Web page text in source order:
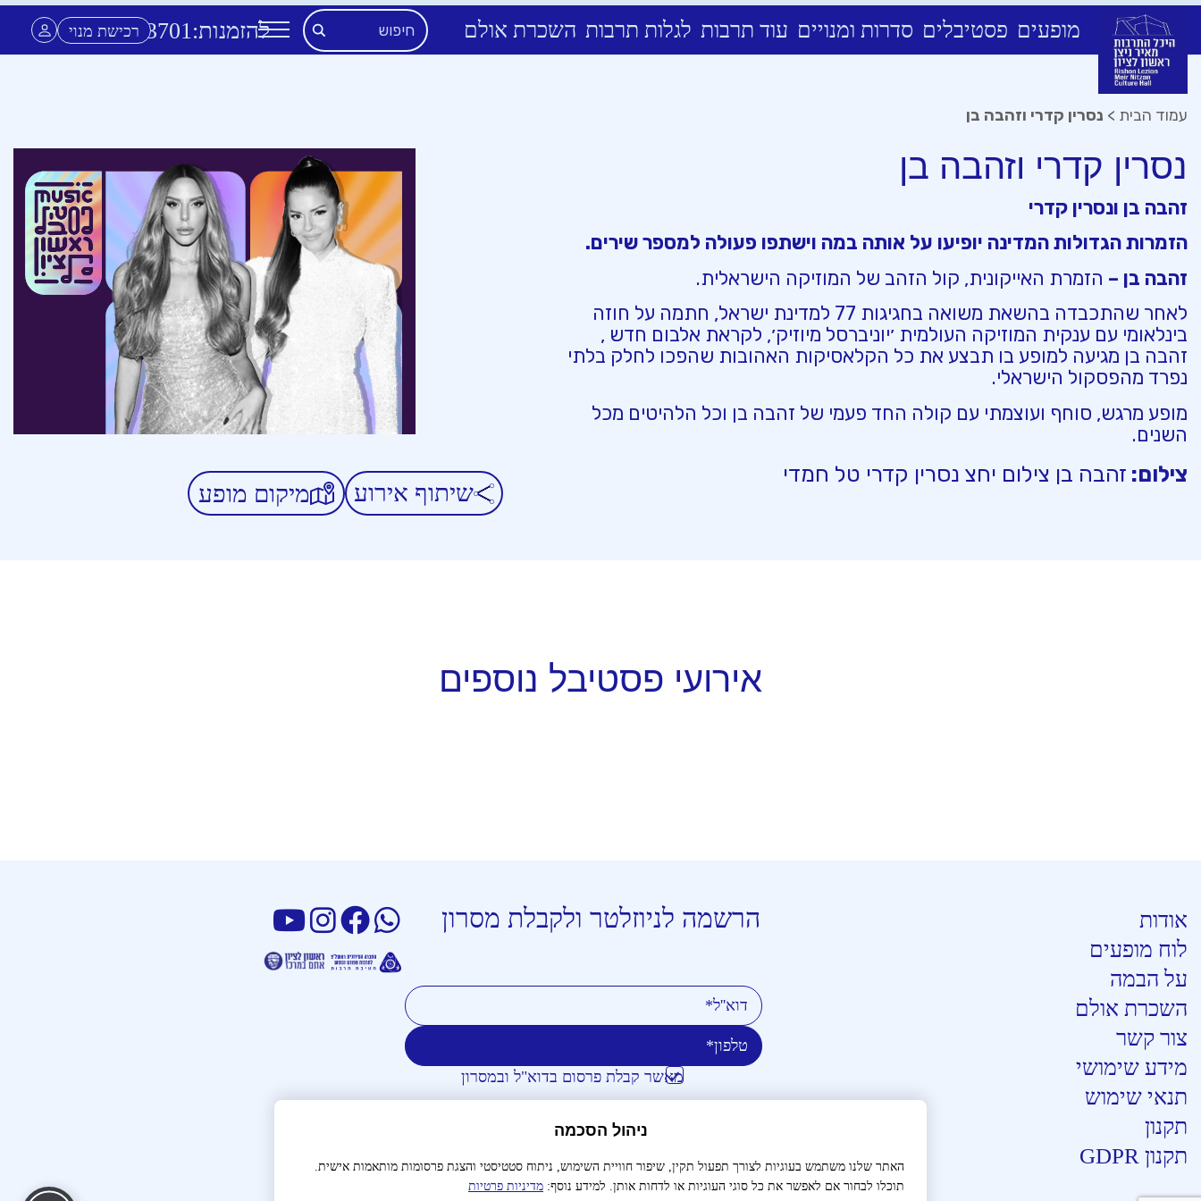
content
מופעים פסטיבלים סדרות ומנויים עוד תרבות לגלות תרבות השכרת אולם להזמנות: *3701 רכישת מנוי
עמוד הבית > נסרין קדרי וזהבה בן
נסרין קדרי וזהבה בן
זהבה בן ונסרין קדרי
הזמרות הגדולות המדינה יופיעו על אותה במה וישתפו פעולה למספר שירים.
זהבה בן – הזמרת האייקונית, קול הזהב של המוזיקה הישראלית.
לאחר שהתכבדה בהשאת משואה בחגיגות 77 למדינת ישראל, חתמה על חוזה
בינלאומי עם ענקית המוזיקה העולמית ׳יוניברסל מיוזיק׳, לקראת אלבום חדש ,
זהבה בן מגיעה למופע בו תבצע את כל הקלאסיקות האהובות שהפכו לחלק בלתי
נפרד מהפסקול הישראלי.
מופע מרגש, סוחף ועוצמתי עם קולה החד פעמי של זהבה בן וכל הלהיטים מכל
השנים.
צילום: זהבה בן צילום יחצ נסרין קדרי טל חמדי
שיתוף אירוע מיקום מופע
אירועי פסטיבל נוספים
אודות
לוח מופעים
על הבמה
השכרת אולם
צור קשר
מידע שימושי
תנאי שימוש
תקנון
תקנון GDPR
הרשמה לניוזלטר ולקבלת מסרון
דוא''ל
טלפון
מאשר קבלת פרסום בדוא"ל ובמסרון
וכי אני מסכים/ה לה
ניהול הסכמה
האתר שלנו משתמש בעוגיות לצורך תפעול תקין, שיפור חוויית השימוש, ניתוח סטטיסטי והצגת פרסומות מותאמות אישית.
תוכלו לבחור אם לאפשר את כל סוגי העוגיות או לדחות אותן. למידע נוסף: מדיניות פרטיות